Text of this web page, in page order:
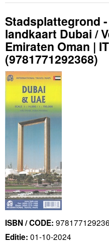
Stadsplattegrond
landkaart Dubai /
Emiraten Oman |
(9781771292368)
ISBN / CODE:
Editie: 01-10-2024